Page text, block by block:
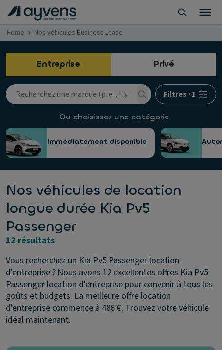
Home Nos véhicules Business Lease
Entreprise Privé
Filtres ·1
Ou choisissez une catégorie
Immédiatement disponible
Nos véhicules de location
longue durée Kia Pv5
Passenger
12 résultats
Vous recherchez un Kia Pv5 Passenger location
d'entreprise ? Nous avons 12 excellentes offres Kia Pv5
Passenger location d'entreprise pour convenir à tous les
goûts et budgets. La meilleure offre location
d'entreprise commence à 486 €. Trouvez votre véhicule
idéal maintenant.